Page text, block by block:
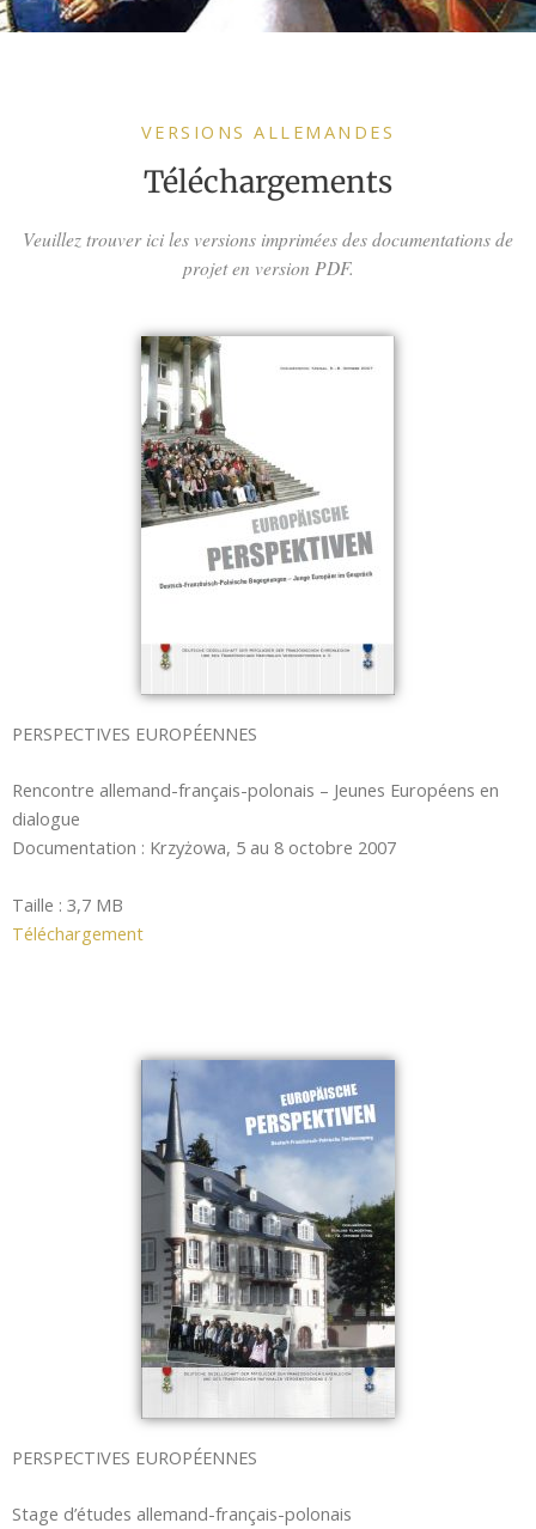
VERSIONS ALLEMANDES
Téléchargements
Veuillez trouver ici les versions imprimées des documentations de
projet en version PDF.
PERSPECTIVES EUROPÉENNES
Rencontre allemand-français-polonais – Jeunes Européens en
dialogue
Documentation : Krzyżowa, 5 au 8 octobre 2007
Taille : 3,7 MB
Téléchargement
PERSPECTIVES EUROPÉENNES
Stage d’études allemand-français-polonais